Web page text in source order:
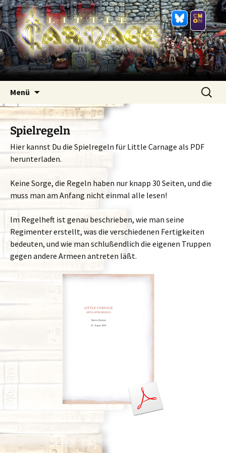
Menü
springen
Suchen
nach:
Spielregeln
Hier kannst Du die Spielregeln für Little Carnage als PDF
herunterladen.
Keine Sorge, die Regeln haben nur knapp 30 Seiten, und die
muss man am Anfang nicht einmal alle lesen!
Im Regelheft ist genau beschrieben, wie man seine
Regimenter erstellt, was die verschiedenen Fertigkeiten
bedeuten, und wie man schlußendlich die eigenen Truppen
gegen andere Armeen antreten läßt.